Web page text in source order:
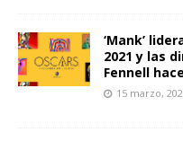
‘Mank’
2021 y las
Fennell
15 marzo,